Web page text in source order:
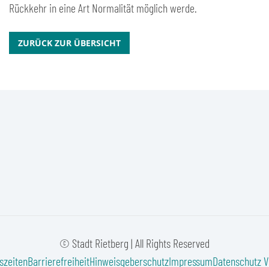
Rückkehr in eine Art Normalität möglich werde.
ZURÜCK ZUR ÜBERSICHT
© Stadt Rietberg | All Rights Reserved
BarrierefreiheitHinweisgeberschutzImpressumDatenschutz